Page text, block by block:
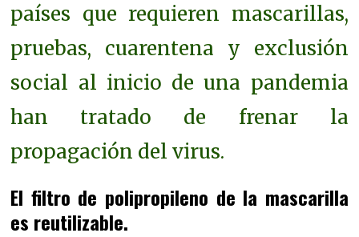
países que requieren mascarillas,
pruebas, cuarentena y exclusión
social al inicio de una pandemia
han tratado de frenar la
propagación del virus.
El filtro de polipropileno de la mascarilla
es reutilizable.